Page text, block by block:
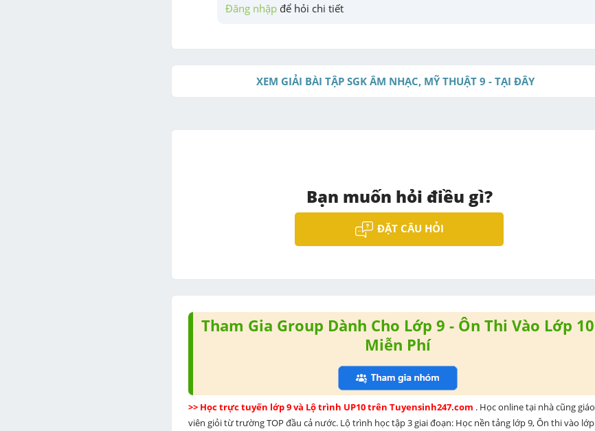
Đăng nhập để hỏi chi tiết
XEM GIẢI BÀI TẬP SGK ÂM NHẠC, MỸ THUẬT 9 - TẠI ĐÂY
Bạn muốn hỏi điều gì?
ĐẶT CÂU HỎI
Tham Gia Group Dành Cho Lớp 9 - Ôn Thi Vào Lớp 10
Miễn Phí
>> Học trực tuyến lớp 9 và Lộ trình UP10 trên Tuyensinh247.com . Học online tại nhà cũng giáo
viên giỏi từ trường TOP đầu cả nước. Lộ trình học tập 3 giai đoạn: Học nền tảng lớp 9, Ôn thi vào lớp